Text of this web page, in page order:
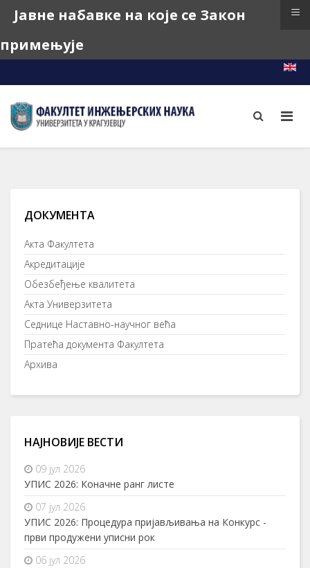
ДОКУМЕНТА
Акта Факултета
Акредитације
Обезбеђење квалитета
Акта Универзитета
Седнице Наставно-научног већа
Пратећа документа Факултета
Архива
НАЈНОВИЈЕ ВЕСТИ
09 јул 2026
УПИС 2026: Коначне ранг листе
07 јул 2026
УПИС 2026: Процедура пријављивања на Конкурс -
први продужени уписни рок
06 јул 2026
Јавне набавке на које се Закон
примењује
≡